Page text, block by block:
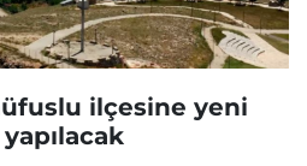
ilçesine yeni